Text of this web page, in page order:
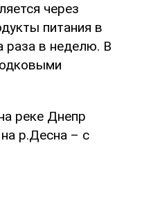
через
питания в
раза в неделю. В
реке Днепр
р.Десна – с